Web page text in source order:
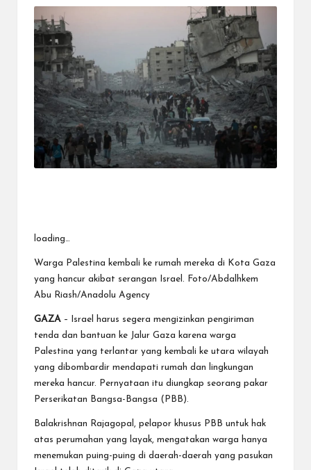
loading…
Warga Palestina kembali ke rumah mereka di Kota Gaza
yang hancur akibat serangan Israel. Foto/Abdalhkem
Abu Riash/Anadolu Agency
GAZA – Israel harus segera mengizinkan pengiriman
tenda dan bantuan ke Jalur Gaza karena warga
Palestina yang terlantar yang kembali ke utara wilayah
yang dibombardir mendapati rumah dan lingkungan
mereka hancur. Pernyataan itu diungkap seorang pakar
Perserikatan Bangsa-Bangsa (PBB).
Balakrishnan Rajagopal, pelapor khusus PBB untuk hak
atas perumahan yang layak, mengatakan warga hanya
menemukan puing-puing di daerah-daerah yang pasukan